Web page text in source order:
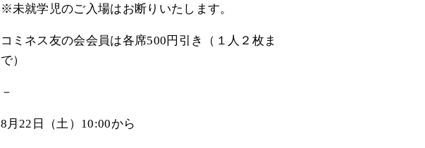
※未就学児のご入場はお断りいたします。
コミネス友の会会員は各席500円引き（１人２枚ま
で）
－
8月22日（土）10:00から